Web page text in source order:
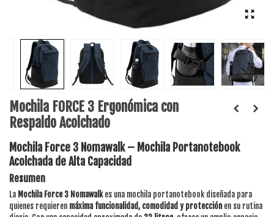
Mochila FORCE 3 Ergonómica con
Respaldo Acolchado
Mochila Force 3 Nomawalk – Mochila Portanotebook
Acolchada de Alta Capacidad
Resumen
La Mochila Force 3 Nomawalkes una mochila portanotebook diseñada para
quienes requieren máxima funcionalidad, comodidad y protecciónen su rutina